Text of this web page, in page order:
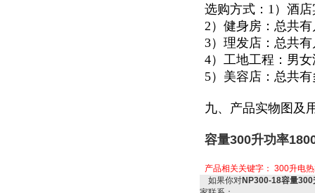
选购方式：1）酒
2）健身房：总共
3）理发店：总共
4）工地工程：男
5）美容店：总共
九、产品实物图及
容量300升功率
产品相关关键字： 300升电
如果你对NP300-18容量